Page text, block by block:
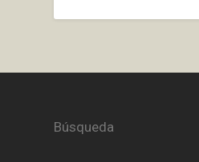
Búsqueda